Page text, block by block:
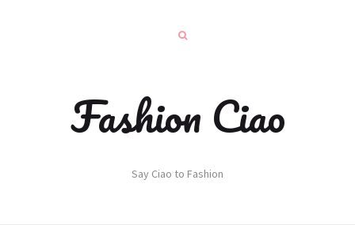
Fashion Ciao
Say Ciao to Fashion